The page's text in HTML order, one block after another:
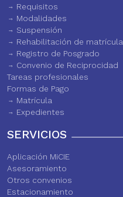
Requisitos
Modalidades
Suspensión
Rehabilitación de matrícula
Registro de Posgrado
Convenio de Reciprocidad
Tareas profesionales
Formas de Pago
Matrícula
Expedientes
SERVICIOS
Aplicación MiCIE
Asesoramiento
Otros convenios
Estacionamiento